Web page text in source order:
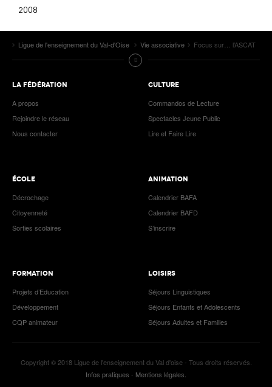
2008
Ligue de l'enseignement du Val-d'Oise Vie associative Focus sur… l’ASCAT
LA FÉDÉRATION
A propos
Rejoindre le réseau
Nous contacter
CULTURE
Commandos de Lecture
Spectacles Jeune Public
Lire et Faire Lire
ÉCOLE
Décrochage
Citoyenneté
Sorties scolaires
ANIMATION
Calendrier BAFA
Calendrier BAFD
S’inscrire
FORMATION
Projets d’Education
Développement
CQP animateur
LOISIRS
Séjours Linguistiques
Séjours Enfants et Adolescents
Séjours Adultes et Familles
Copyright © 2018 Ligue de l'enseignement du Val d'oise - Tous droits réservés.
Infos pratiques - Mentions légales.